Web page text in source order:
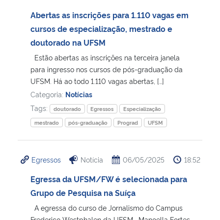
Abertas as inscrições para 1.110 vagas em
cursos de especialização, mestrado e
doutorado na UFSM
Estão abertas as inscrições na terceira janela
para ingresso nos cursos de pós-graduação da
UFSM. Há ao todo 1.110 vagas abertas, […]
Categoria: Notícias
Tags:
doutorado Egressos
Especialização
mestrado
pós-graduação Prograd UFSM
Egressos Notícia 06/05/2025 18:52
Egressa da UFSM/FW é selecionada para
Grupo de Pesquisa na Suíça
A egressa do curso de Jornalismo do Campus